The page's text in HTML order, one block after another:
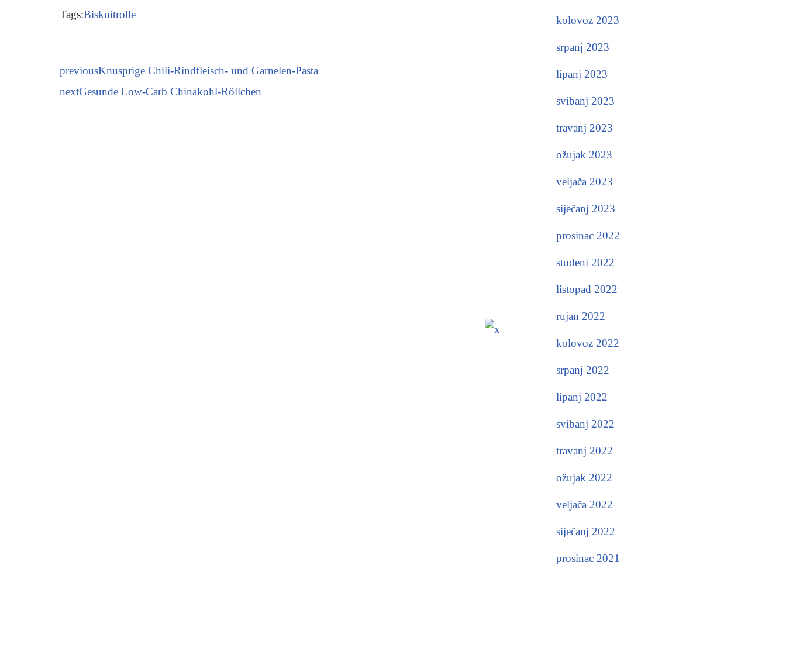
Tags:Biskuitrolle
previousKnusprige Chili-Rindfleisch- und Garnelen-Pasta
nextGesunde Low-Carb Chinakohl-Röllchen
kolovoz 2023
srpanj 2023
lipanj 2023
svibanj 2023
travanj 2023
ožujak 2023
veljača 2023
siječanj 2023
prosinac 2022
studeni 2022
listopad 2022
rujan 2022
kolovoz 2022
srpanj 2022
lipanj 2022
svibanj 2022
travanj 2022
ožujak 2022
veljača 2022
siječanj 2022
prosinac 2021